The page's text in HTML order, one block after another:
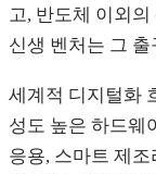
고, 반도체 이외
신생 벤처는 그
세계적 디지털화
성도 높은 하드웨
응용, 스마트 제